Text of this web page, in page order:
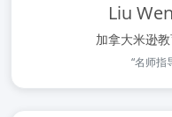
Liu
加拿大米逊
“名师指